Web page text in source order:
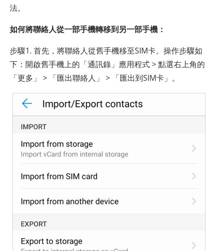
法。
如何將聯絡人從一部手機轉移到另一部手機：
步驟1. 首先，將聯絡人從舊手機移至SIM卡。操作步驟如
下：開啟舊手機上的「通訊錄」應用程式 > 點選右上角的
「更多」 > 「匯出聯絡人」 > 「匯出到SIM卡」。